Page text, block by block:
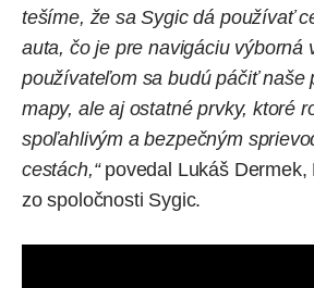
tešíme, že sa Sygic dá používať
auta, čo je pre navigáciu výborná
používateľom sa budú páčiť naše
mapy, ale aj ostatné prvky, ktoré
spoľahlivým a bezpečným
cestách,“ povedal Lukáš Dermek,
zo spoločnosti Sygic.